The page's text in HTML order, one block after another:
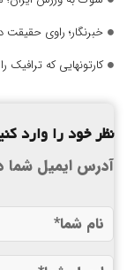
خبرنگار؛ راوی حقیقت
کارتونهایی که
نظر خود را وارد
آدرس ایمیل شما